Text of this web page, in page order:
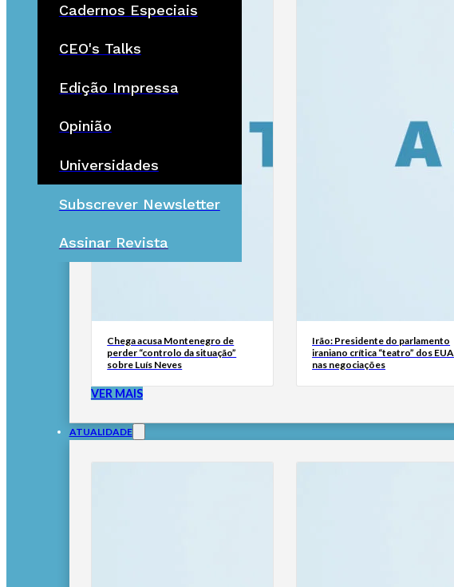
Cadernos Especiais
CEO's Talks
Edição Impressa
Opinião
Universidades
Subscrever Newsletter
Assinar Revista
Chega acusa Montenegro de
perder “controlo da situação”
sobre Luís Neves
Irão: Presidente do parlamento
iraniano crítica “teatro” dos EUA
nas negociações
VER MAIS
ATUALIDADE